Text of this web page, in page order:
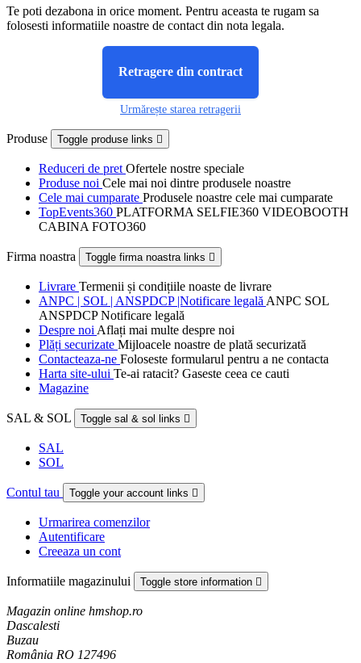
Te poti dezabona in orice moment. Pentru aceasta te rugam sa
folosesti informatiile noastre de contact din nota legala.
Retragere din contract
Urmărește starea retragerii
Produse Toggle produse links 
Reduceri de pret Ofertele nostre speciale
Produse noi Cele mai noi dintre produsele noastre
Cele mai cumparate Produsele noastre cele mai cumparate
TopEvents360 PLATFORMA SELFIE360 VIDEOBOOTH
CABINA FOTO360
Firma noastra Toggle firma noastra links 
Livrare Termenii și condițiile noaste de livrare
ANPC | SOL | ANSPDCP |Notificare legală ANPC SOL
ANSPDCP Notificare legală
Despre noi Aflați mai multe despre noi
Plăți securizate Mijloacele noastre de plată securizată
Contacteaza-ne Foloseste formularul pentru a ne contacta
Harta site-ului Te-ai ratacit? Gaseste ceea ce cauti
Magazine
SAL & SOL Toggle sal & sol links 
SAL
SOL
Contul tau Toggle your account links 
Urmarirea comenzilor
Autentificare
Creeaza un cont
Informatiile magazinului Toggle store information 
Magazin online hmshop.ro
Dascalesti
Buzau
România RO 127496